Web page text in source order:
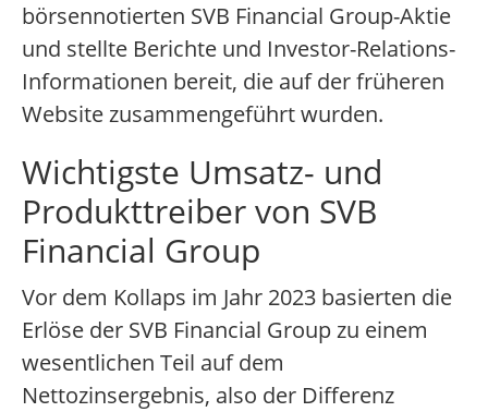
börsennotierten SVB Financial Group-Aktie
und stellte Berichte und Investor-Relations-
Informationen bereit, die auf der früheren
Website zusammengeführt wurden.
Wichtigste Umsatz- und
Produkttreiber von SVB
Financial Group
Vor dem Kollaps im Jahr 2023 basierten die
Erlöse der SVB Financial Group zu einem
wesentlichen Teil auf dem
Nettozinsergebnis, also der Differenz